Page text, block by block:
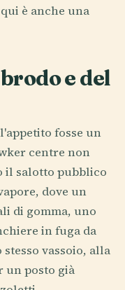
è anche una
e del
fosse un
centre non
il salotto pubblico
dove un
di gomma, uno
in fuga da
vassoio, alla
un posto già